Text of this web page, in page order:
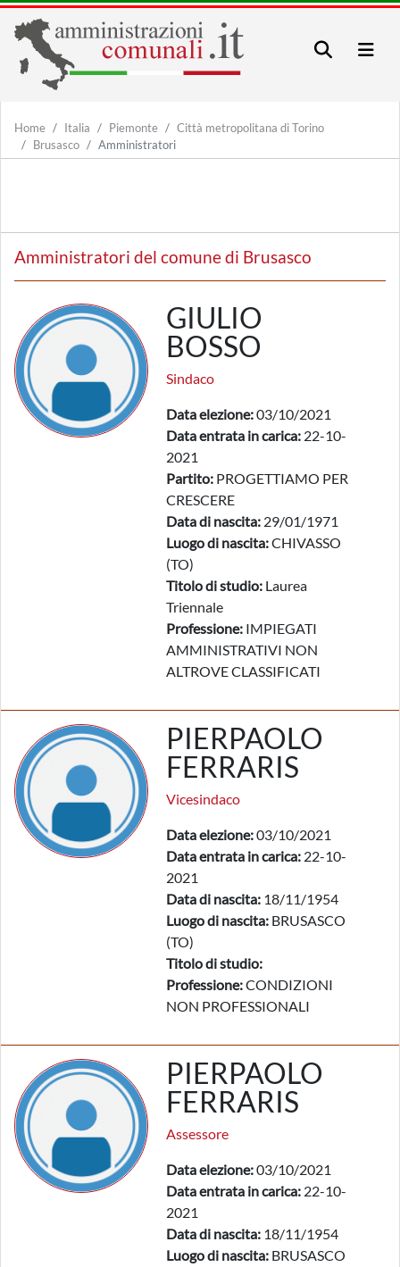
Home Italia Piemonte
Città metropolitana di Torino
Brusasco
Amministratori
Amministratori del comune di Brusasco
GIULIO
BOSSO
Sindaco
Data elezione:03/10/2021
Data entrata in carica: 22-10-
2021
Partito: PROGETTIAMO PER
CRESCERE
Data di nascita: 29/01/1971
Luogo di nascita:CHIVASSO
(TO)
Titolo di studio: Laurea
Triennale
Professione: IMPIEGATI
AMMINISTRATIVI NON
ALTROVE CLASSIFICATI
PIERPAOLO
FERRARIS
Vicesindaco
Data elezione:03/10/2021
Data entrata in carica: 22-10-
2021
Data di nascita: 18/11/1954
Luogo di nascita: BRUSASCO
(TO)
Titolo di studio:
Professione:CONDIZIONI
NON PROFESSIONALI
PIERPAOLO
FERRARIS
Assessore
Data elezione:03/10/2021
Data entrata in carica: 22-10-
2021
Data di nascita: 18/11/1954
Luogo di nascita: BRUSASCO